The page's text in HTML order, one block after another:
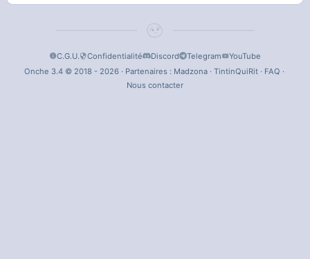
C.G.U. Confidentialité Discord Telegram
YouTube
Onche 3.4 © 2018 - 2026 · Partenaires : Madzona· TintinQuiRit· FAQ ·
Nous contacter